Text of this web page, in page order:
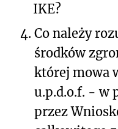
IKE?
4. Co należy
środków
której mowa
u.p.d.o.f. - w
przez